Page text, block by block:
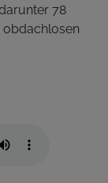
78
obdachlosen